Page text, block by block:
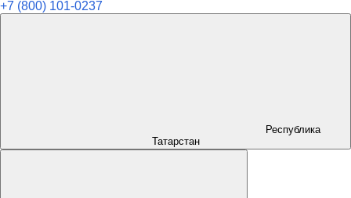
+7 (800) 101-0237
Республика
Татарстан